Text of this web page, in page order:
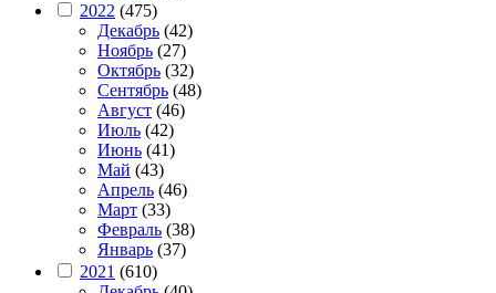
2022 (475)
Декабрь (42)
Ноябрь (27)
Октябрь (32)
Сентябрь (48)
Август (46)
Июль (42)
Июнь (41)
Май (43)
Апрель (46)
Март (33)
Февраль (38)
Январь (37)
2021 (610)